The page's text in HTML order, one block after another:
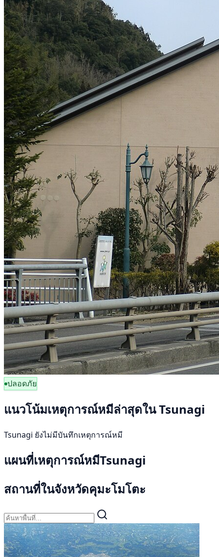
ปลอดภัย
แนวโน้มเหตุการณ์หมีล่าสุดใน Tsunagi
Tsunagi ยังไม่มีบันทึกเหตุการณ์หมี
แผนที่เหตุการณ์หมีTsunagi
สถานที่ในจังหวัดคุมะโมโตะ